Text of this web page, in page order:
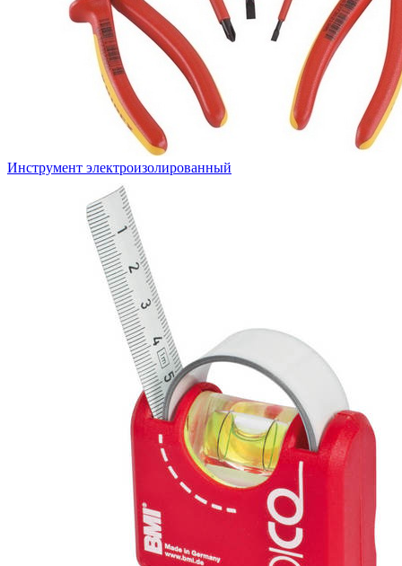
Инструмент электроизолированный